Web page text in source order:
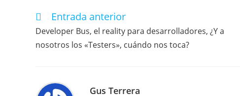
Entrada anterior
Developer Bus, el reality para desarrolladores, ¿Y a
nosotros los «Testers», cuándo nos toca?
Gus Terrera